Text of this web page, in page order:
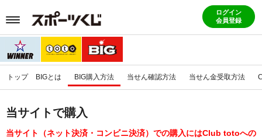
ログイン
会員登録
トップ BIGとは BIG購入方法 当せん確認方法 当せん金受取方法
当サイトで購入
当サイト（ネット決済・コンビニ決済）での購入にはClub totoへの